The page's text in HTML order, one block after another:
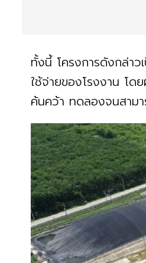
ทั้งนี้ โครงการดังกล่าว
ใช้จ่ายของโรงงาน โด
ค้นคว้า ทดลองจนสาม